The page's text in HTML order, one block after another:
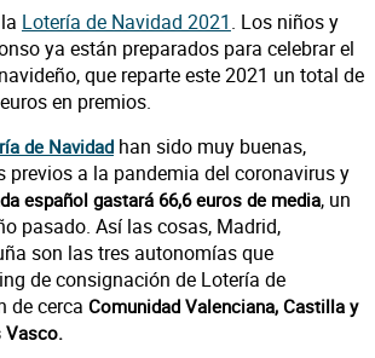
Lotería de Navidad 2021. Los niños y
ya están preparados para celebrar el
que reparte este 2021 un total de
en premios.
de Navidadhan sido muy buenas,
previos a la pandemia del coronavirus y
español gastará 66,6 euros de media, un
pasado. Así las cosas, Madrid,
son las tres autonomías que
de consignación de Lotería de
de cerca Comunidad Valenciana, Castilla y
Vasco.